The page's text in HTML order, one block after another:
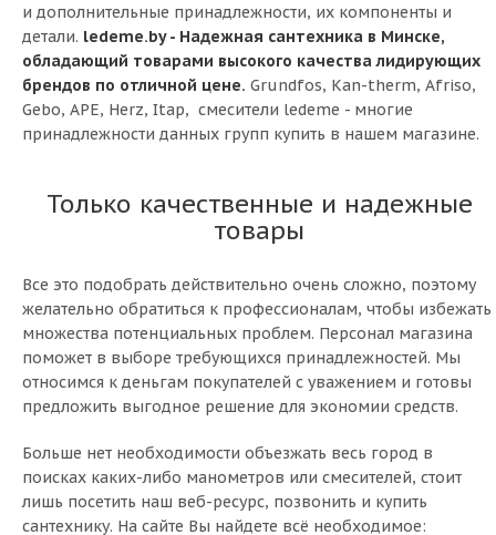
и дополнительные принадлежности, их компоненты и
детали. ledeme.by - Надежная сантехника в Минске,
обладающий товарами высокого качества лидирующих
брендов по отличной цене. Grundfos, Kan-therm, Afriso,
Gebo, APE, Herz, Itap, смесители ledeme - многие
принадлежности данных групп купить в нашем магазине.
Только качественные и надежные
товары
Все это подобрать действительно очень сложно, поэтому
желательно обратиться к профессионалам, чтобы избежать
множества потенциальных проблем. Персонал магазина
поможет в выборе требующихся принадлежностей. Мы
относимся к деньгам покупателей с уважением и готовы
предложить выгодное решение для экономии средств.
Больше нет необходимости объезжать весь город в
поисках каких-либо манометров или смесителей, стоит
лишь посетить наш веб-ресурс, позвонить и купить
сантехнику. На сайте Вы найдете всё необходимое: